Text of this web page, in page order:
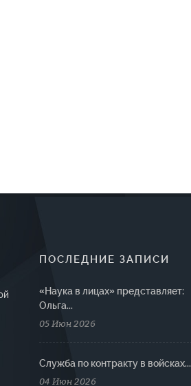
ПОСЛЕДНИЕ ЗАПИСИ
«Наука в лицах» представляет:
Ольга...
05 Июн 2026
Cлужба по контракту в войсках...
04 Июн 2026